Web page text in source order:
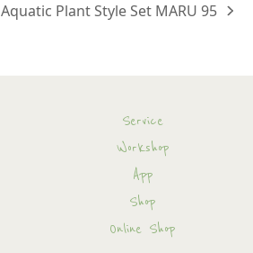
next
Aquatic Plant Style Set MARU 95
Service
Workshop
App
Shop
Online Shop